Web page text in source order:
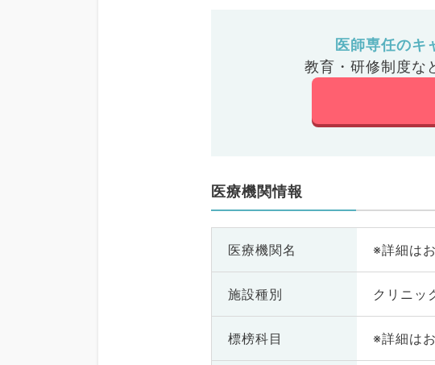
医師専任のキ
教育・研修制度な
医療機関情報
医療機関名 ※詳細は
施設種別 クリニッ
標榜科目 ※詳細は